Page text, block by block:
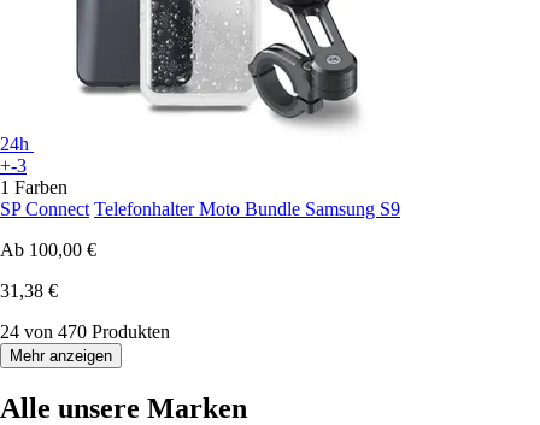
24h
+-3
1 Farben
SP Connect Telefonhalter Moto Bundle Samsung S9
Ab 100,00 €
31,38 €
24 von 470 Produkten
Mehr anzeigen
Alle unsere Marken